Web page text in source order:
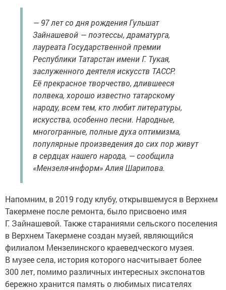
— 97 лет со дня рождения Гульшат
Зайнашевой — поэтессы, драматурга,
лауреата Государственной премии
Республики Татарстан имени Г. Тукая,
заслуженного деятеля искусств ТАССР.
Её прекрасное творчество, длившееся
полвека, хорошо известно татарскому
народу, всем тем, кто любит литературы,
искусства, особенно песни. Народные,
многогранные, полные духа оптимизма,
популярные произведения до сих пор живут
в сердцах нашего народа, — сообщила
«Мензеля-информ» Алия Шарипова.
Напомним, в 2019 году клубу, открывшемуся в Верхнем
Такермене после ремонта, было присвоено имя
Г. Зайнашевой. Также стараниями сельского поселения
в Верхнем Такермене создан музей, являющийся
филиалом Мензелинского краеведческого музея.
В музее села, история которого насчитывает более
300 лет, помимо различных интересных экспонатов
бережно хранится память о любимых писателях